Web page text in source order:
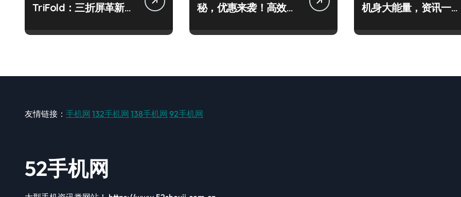
TriFold：三折屏革新，
秘，优惠来袭！高效玩
机身大能量，资讯一手
友情链接： 手机网 132手机网 138手机网 92手机网
52手机网